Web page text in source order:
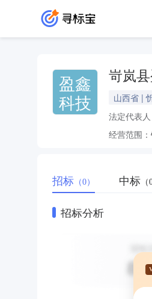
盈鑫
科技
岢岚
山西省 |
法定代表人
经营范围：
招标 （0） 中标 （
招标分析